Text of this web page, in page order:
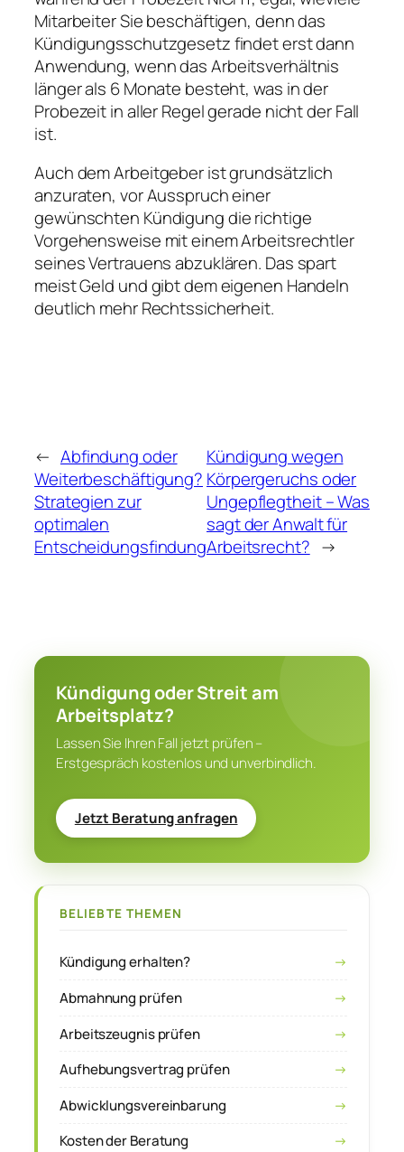
Mitarbeiter Sie beschäftigen, denn das
Kündigungsschutzgesetz findet erst dann
Anwendung, wenn das Arbeitsverhältnis
länger als 6 Monate besteht, was in der
Probezeit in aller Regel gerade nicht der Fall
ist.
Auch dem Arbeitgeber ist grundsätzlich
anzuraten, vor Ausspruch einer
gewünschten Kündigung die richtige
Vorgehensweise mit einem Arbeitsrechtler
seines Vertrauens abzuklären. Das spart
meist Geld und gibt dem eigenen Handeln
deutlich mehr Rechtssicherheit.
← Abfindung oder
Weiterbeschäftigung?
Strategien zur
optimalen
Entscheidungsfindung
Kündigung wegen
Körpergeruchs oder
Ungepflegtheit – Was
sagt der Anwalt für
Arbeitsrecht? →
Kündigung oder Streit am
Arbeitsplatz?
Lassen Sie Ihren Fall jetzt prüfen –
Erstgespräch kostenlos und unverbindlich.
Jetzt Beratung anfragen
BELIEBTE THEMEN
Kündigung erhalten?
Abmahnung prüfen
Arbeitszeugnis prüfen
Aufhebungsvertrag prüfen
Abwicklungsvereinbarung
Kosten der Beratung